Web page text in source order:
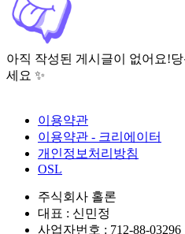
아직 작성된 게시글이 없어요!
세요 ✨
이용약관
이용약관 - 크리에이터
개인정보처리방침
OSL
주식회사 홀론
대표 : 신민정
사업자번호 : 712-88-03296